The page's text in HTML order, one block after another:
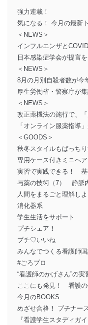
強力連載！
気になる！ 今月の最新
＜NEWS＞
インフルエンザと
日本感染症学会が提言
＜NEWS＞
8月の月別自殺者数が今
厚生労働省・警察庁が
＜NEWS＞
改正薬機法の施行で、
「オンライン服薬指導
＜GOODS＞
秋冬スタイルもばっち
専用ケース付きミニヘ
実習で実践できる！ 基
与薬の技術（7） 静脈
人間をまるごと理解し
消化器系
学生生活をサポート
プチシェア！
プチ♡いいね
みんなでつくる看護師
#ごろプロ
“看護師のかげさん”の実
ここにも発見！ 看護
今月のBOOKS
めざせ合格！ プチナー
『看護学生スタディガ